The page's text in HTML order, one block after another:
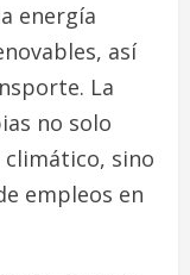
energía
así
La
no solo
sino
empleos en